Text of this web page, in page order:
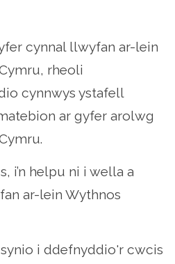
cynnal llwyfan ar-lein
rheoli
cynnwys ystafell
ar gyfer arolwg
helpu ni i wella a
ar-lein Wythnos
i ddefnyddio'r cwcis